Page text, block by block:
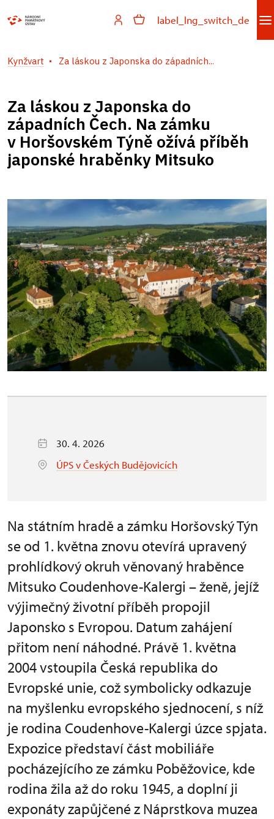
label_lng_switch_de
Kynžvart Za láskou z Japonska do západních...
Za láskou z Japonska do
západních Čech. Na zámku
v Horšovském Týně ožívá příběh
japonské hraběnky Mitsuko
30. 4. 2026
ÚPS v Českých Budějovicích
Na státním hradě a zámku Horšovský Týn
se od 1. května znovu otevírá upravený
prohlídkový okruh věnovaný hraběnce
Mitsuko Coudenhove-Kalergi – ženě, jejíž
výjimečný životní příběh propojil
Japonsko s Evropou. Datum zahájení
přitom není náhodné. Právě 1. května
2004 vstoupila Česká republika do
Evropské unie, což symbolicky odkazuje
na myšlenku evropského sjednocení, s níž
je rodina Coudenhove-Kalergi úzce spjata.
Expozice představí část mobiliáře
pocházejícího ze zámku Poběžovice, kde
rodina žila až do roku 1945, a doplní ji
exponáty zapůjčené z Náprstkova muzea